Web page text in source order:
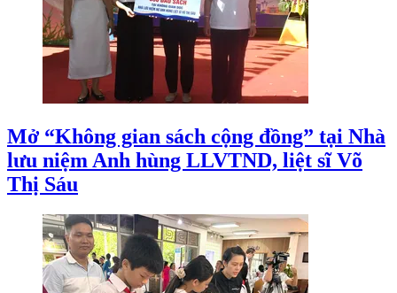
Mở “Không gian sách cộng đồng” tại Nhà
lưu niệm Anh hùng LLVTND, liệt sĩ Võ
Thị Sáu